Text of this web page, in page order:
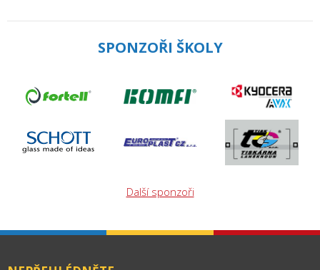
SPONZOŘI ŠKOLY
Další sponzoři